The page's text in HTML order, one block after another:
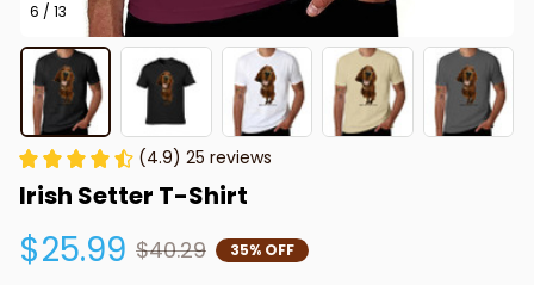
6 / 13
(4.9) 25 reviews
Irish Setter T-Shirt
$25.99 $40.29 35% OFF